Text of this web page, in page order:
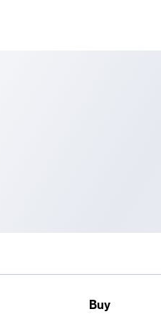
Buy